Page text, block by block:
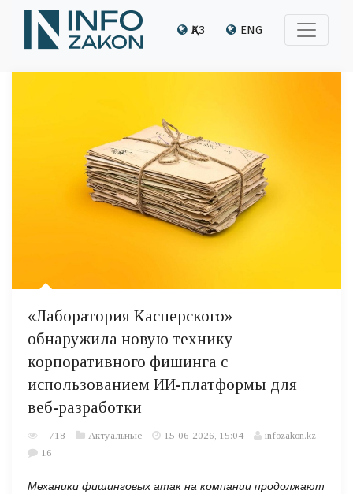
ҚАЗ ENG
«Лаборатория Касперского»
обнаружила новую технику
корпоративного фишинга с
использованием ИИ-платформы для
веб-разработки
718 Актуальные 15-06-2026, 15:04
infozakon.kz
16
Механики фишинговых атак на компании продолжают